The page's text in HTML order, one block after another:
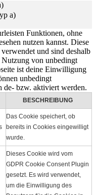
a)
Funktionen, ohne
nutzen kannst. Diese
und sind deshalb
von unbedingt
ist deine Einwilligung
unbedingt
de- bzw. aktiviert werden.
BESCHREIBUNG
Das Cookie speichert, ob
bereits in Cookies eingewilligt
wurde.
Dieses Cookie wird vom
GDPR Cookie Consent Plugin
gesetzt. Es wird verwendet,
um die Einwilligung des